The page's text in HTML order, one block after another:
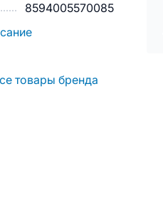
8594005570085
товары бренда